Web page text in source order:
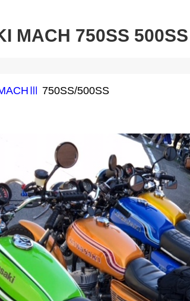
MACH 750SS
750SS/500SS